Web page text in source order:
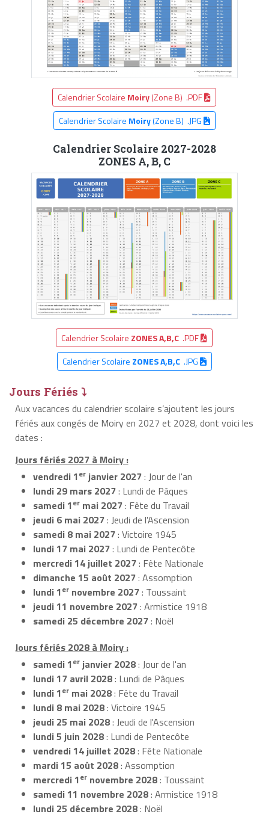
Calendrier Scolaire Moiry(Zone B) .PDF
Calendrier Scolaire Moiry(Zone B) .JPG
Calendrier Scolaire 2027-2028
ZONES A, B, C
Calendrier Scolaire ZONES A,B,C .PDF
Calendrier Scolaire ZONES A,B,C.JPG
Jours Fériés ⤵
Aux vacances du calendrier scolaire s’ajoutent les jours
fériés aux congés de Moiry en 2027 et 2028, dont voici les
dates :
Jours fériés 2027 à Moiry :
vendredi 1er janvier 2027: Jour de l'an
lundi 29 mars 2027: Lundi de Pâques
samedi 1er mai 2027: Fête du Travail
jeudi 6 mai 2027: Jeudi de l'Ascension
samedi 8 mai 2027: Victoire 1945
lundi 17 mai 2027: Lundi de Pentecôte
mercredi 14 juillet 2027: Fête Nationale
dimanche 15 août 2027: Assomption
lundi 1er novembre 2027: Toussaint
jeudi 11 novembre 2027: Armistice 1918
samedi 25 décembre 2027: Noël
Jours fériés 2028 à Moiry :
samedi 1er janvier 2028: Jour de l'an
lundi 17 avril 2028: Lundi de Pâques
lundi 1er mai 2028: Fête du Travail
lundi 8 mai 2028: Victoire 1945
jeudi 25 mai 2028: Jeudi de l'Ascension
lundi 5 juin 2028: Lundi de Pentecôte
vendredi 14 juillet 2028: Fête Nationale
mardi 15 août 2028: Assomption
mercredi 1er novembre 2028: Toussaint
samedi 11 novembre 2028: Armistice 1918
lundi 25 décembre 2028: Noël